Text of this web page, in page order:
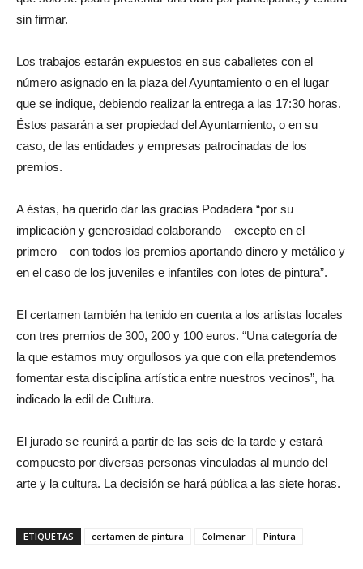
sin firmar.
Los trabajos estarán expuestos en sus caballetes con el
número asignado en la plaza del Ayuntamiento o en el lugar
que se indique, debiendo realizar la entrega a las 17:30 horas.
Éstos pasarán a ser propiedad del Ayuntamiento, o en su
caso, de las entidades y empresas patrocinadas de los
premios.
A éstas, ha querido dar las gracias Podadera “por su
implicación y generosidad colaborando – excepto en el
primero – con todos los premios aportando dinero y metálico y
en el caso de los juveniles e infantiles con lotes de pintura”.
El certamen también ha tenido en cuenta a los artistas locales
con tres premios de 300, 200 y 100 euros. “Una categoría de
la que estamos muy orgullosos ya que con ella pretendemos
fomentar esta disciplina artística entre nuestros vecinos”, ha
indicado la edil de Cultura.
El jurado se reunirá a partir de las seis de la tarde y estará
compuesto por diversas personas vinculadas al mundo del
arte y la cultura. La decisión se hará pública a las siete horas.
ETIQUETAS certamen de pintura Colmenar Pintura